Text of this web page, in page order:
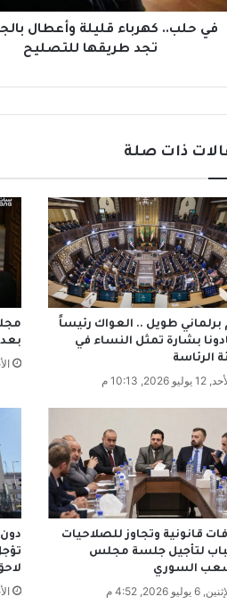
في حلب.. كهرباء قليلة وأعطال
تجد طريقها للتصليح
ذات صلة
برلماني طويل .. العواك رئيساً
بشارة تمثل النساء في
الرئاسة
يوليو 2026, 10:13 م
الأحد, 12
قانونية وتجاوز للصلاحيات
لتأجيل جلسة مجلس
السوري
6 يوليو 2026, 4:52 م
دون
الأحد, 5